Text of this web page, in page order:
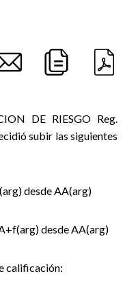
DE RIESGO Reg.
subir las siguientes
desde AA(arg)
desde AA(arg)
calificación: